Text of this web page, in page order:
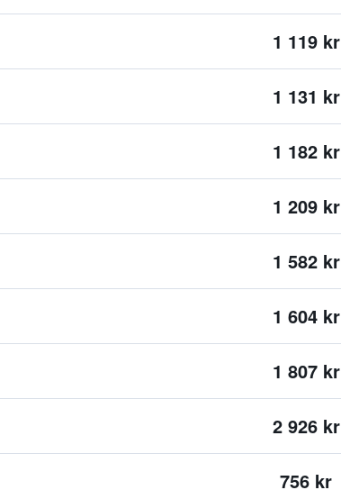
1 119 kr
1 131 kr
1 182 kr
1 209 kr
1 582 kr
1 604 kr
1 807 kr
2 926 kr
756 kr